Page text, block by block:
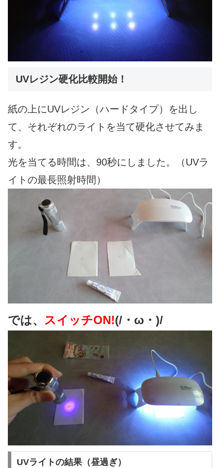
UVレジン硬化比較開始！
紙の上にUVレジン（ハードタイプ）を出し
て、それぞれのライトを当て硬化させてみま
す。
光を当てる時間は、90秒にしました。（UVラ
イトの最長照射時間）
では、 スイッチON!(/・ω・)/
UVライトの結果（昼過ぎ）